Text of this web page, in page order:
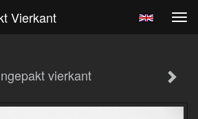
Vierkant
vierkant